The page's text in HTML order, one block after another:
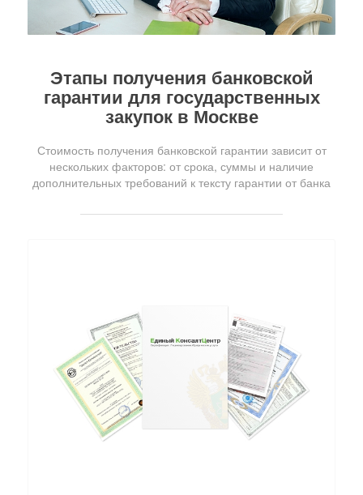
Этапы получения банковской
гарантии для государственных
закупок в Москве
Стоимость получения банковской гарантии зависит от
нескольких факторов: от срока, суммы и наличие
дополнительных требований к тексту гарантии от банка